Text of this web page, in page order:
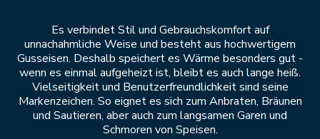
Es verbindet Stil und Gebrauchskomfort auf
unnachahmliche Weise und besteht aus hochwertigem
Gusseisen. Deshalb speichert es Wärme besonders gut -
wenn es einmal aufgeheizt ist, bleibt es auch lange heiß.
Vielseitigkeit und Benutzerfreundlichkeit sind seine
Markenzeichen. So eignet es sich zum Anbraten, Bräunen
und Sautieren, aber auch zum langsamen Garen und
Schmoren von Speisen.